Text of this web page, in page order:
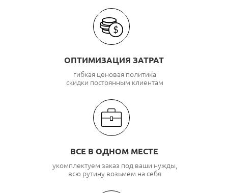
ОПТИМИЗАЦИЯ ЗАТРАТ
гибкая ценовая политика
скидки постоянным клиентам
ВСЕ В ОДНОМ МЕСТЕ
укомплектуем заказ под ваши нужды,
всю рутину возьмем на себя